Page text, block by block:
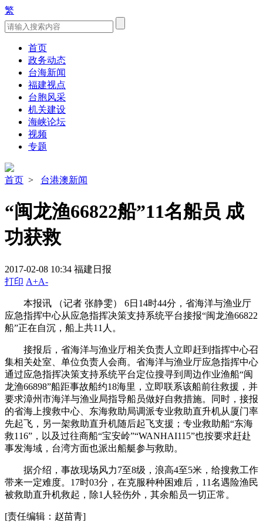
繁
首页
政务动态
台海新闻
福建视点
台胞风采
机关建设
海峡论坛
视频
专题
首页 > 台港澳新闻
“闽龙渔66822船”11名船员 成
功获救
2017-02-08 10:34 福建日报
打印 A+A-
本报讯 （记者 张静雯） 6日14时44分，省海洋与渔业厅
应急指挥中心从应急指挥决策支持系统平台接报“闽龙渔66822
船”正在自沉，船上共11人。
接报后，省海洋与渔业厅相关负责人立即赶到指挥中心召
集相关处室、单位负责人会商。省海洋与渔业厅应急指挥中心
通过应急指挥决策支持系统平台定位搜寻到周边作业渔船“闽
龙渔66898”船距事故船约18海里，立即联系该船前往救援，并
要求漳州市海洋与渔业局指导船员做好自救措施。同时，接报
的省海上搜救中心、东海救助局调派专业救助直升机从厦门率
先起飞，另一架救助直升机随后起飞支援；专业救助船“东海
救116”，以及过往商船“宝安岭”“WANHAI115”也按要求赶赴
事发海域，台湾方面也派出船艇参与救助。
据介绍，事故现场风力7至8级，浪高4至5米，给搜救工作
带来一定难度。17时03分，在克服种种困难后，11名遇险渔民
被救助直升机救起，除1人轻伤外，其余船员一切正常。
[责任编辑：赵苗青]